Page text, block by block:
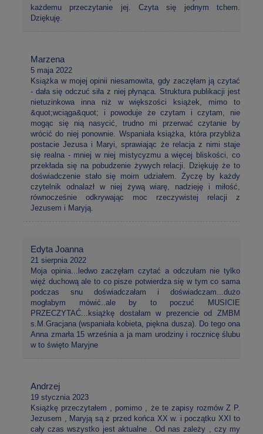
każdemu przeczytanie jej. Czyta się jednym tchem.
Dziękuję.
Marzena
5 maja 2022
Książka w mojej opinii niesamowita, gdy zaczęłam ją czytać
- dała się odczuć siła z niej płynąca. Struktura publikacji jest
nietuzinkowa inna niż w większości książek, mimo to
&quot;wciąga&quot; i powoduje że czytam i czytam, nie
mogąc się nią nasycić, trudno mi przerwać czytanie by
wrócić do niej ponownie. Wspaniała książka, która przybliża
postacie Jezusa i Maryi, sprawiając że relacja z nimi staje
się realna - mniej w niej mistycyzmu a więcej bliskości, co
przekłada się na pobudzenie żywych relacji. Dziękuję że to
doświadczenie stało się moim udziałem. Życzę by każdy
czytelnik odnalazł w niej żywą wiarę, nadzieję i miłość,
równocześnie odkrywając moc rzeczywistej relacji z
Jezusem i Maryją.
Edyta Joanna
21 sierpnia 2022
Moja opinia...ledwo zaczęłam czytać a odczułam nie tylko
więź duchową ale to co pisze potwierdza się w tym co sama
podczas snu doświadczałam i doświadczam...dużo
mogłabym mówić..ale by to poczuć MUSICIE
PRZECZYTAĆ...książkę dostałam w prezencie od ZMBM
s.M.Gracjana (wspaniała kobieta, piękna dusza). Do tego ona
Anna zmarła 15 września a ja mam urodziny i rocznicę ślubu
w to święto Maryjne
Andrzej
19 stycznia 2023
Książkę przeczytałem , pomimo , że te zapisy rozmów Z P.
Jezusem , Maryją są z przed końca XX w. i początku XXI to
cały czas wszystko jest aktualne . Od nas zależy , czy my